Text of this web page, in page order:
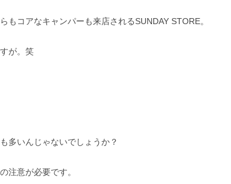
コアなキャンパーも来店されるSUNDAY STORE。
が。笑
多いんじゃないでしょうか？
注意が必要です。